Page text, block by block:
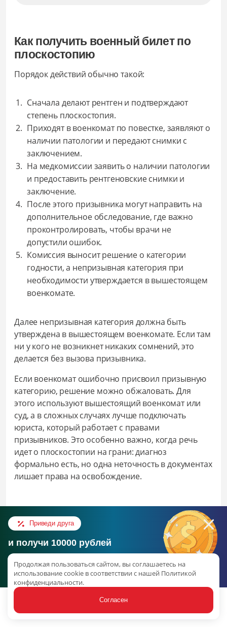
Приведи друга
и получи 10000 рублей
Об акции
Как получить военный билет по
плоскостопию
Порядок действий обычно такой:
Сначала делают рентген и подтверждают
степень плоскостопия.
Приходят в военкомат по повестке, заявляют о
наличии патологии и передают снимки с
заключением.
На медкомиссии заявить о наличии патологии
и предоставить рентгеновские снимки и
заключение.
После этого призывника могут направить на
дополнительное обследование, где важно
проконтролировать, чтобы врачи не
допустили ошибок.
Комиссия выносит решение о категории
годности, а непризывная категория при
необходимости утверждается в вышестоящем
военкомате.
Далее непризывная категория должна быть
утверждена в вышестоящем военкомате. Если там
ни у кого не возникнет никаких сомнений, это
делается без вызова призывника.
Если военкомат ошибочно присвоил призывную
категорию, решение можно обжаловать. Для
этого используют вышестоящий военкомат или
суд, а в сложных случаях лучше подключать
юриста, который работает с правами
призывников. Это особенно важно, когда речь
идет о плоскостопии на грани: диагноз
формально есть, но одна неточность в документах
лишает права на освобождение.
Статьи Услуги Связаться Акции Ещё
Консультация в ВК
Продолжая пользоваться сайтом, вы соглашаетесь на
использование cookie в соответствии с нашей Политикой
конфиденциальности.
Согласен